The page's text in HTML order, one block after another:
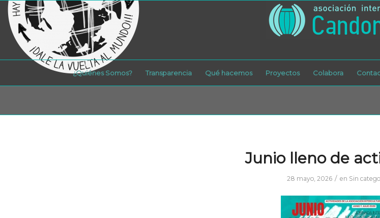
¿Quiénes Somos? Transparencia Qué hacemos Proyectos Colabora
Junio lleno de
28 mayo, 2026 / en Sin